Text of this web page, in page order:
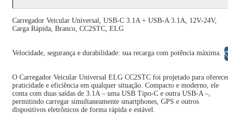
Carregador Veicular Universal, USB-C 3.1A + USB-A 3.1A, 12V-24V,
Carga Rápida, Branco, CC2STC, ELG
Velocidade, segurança e durabilidade: sua recarga com potência máxima.
O Carregador Veicular Universal ELG CC2STC foi projetado para
praticidade e eficiência em qualquer situação. Compacto e moderno, ele
conta com duas saídas de 3.1A – uma USB Tipo-C e outra USB-A –,
permitindo carregar simultaneamente smartphones, GPS e outros
dispositivos eletrônicos de forma rápida e estável.
Libras